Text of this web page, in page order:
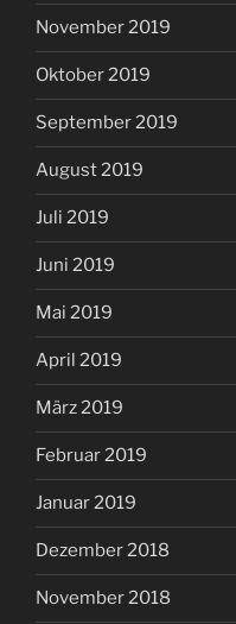
November 2019
Oktober 2019
September 2019
August 2019
Juli 2019
Juni 2019
Mai 2019
April 2019
März 2019
Februar 2019
Januar 2019
Dezember 2018
November 2018